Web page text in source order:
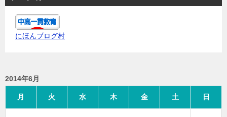
にほんブログ村
2014年6月
月 火 水 木 金 土 日